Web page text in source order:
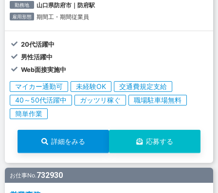
勤務地 山口県防府市｜防府駅
雇用形態 期間工・期間従業員
20代活躍中
男性活躍中
Web面接実施中
マイカー通勤可 未経験OK
交通費規定支給
40～50代活躍中
ガッツリ稼ぐ
職場駐車場無料
簡単作業
詳細をみる 応募する
お仕事No.732930